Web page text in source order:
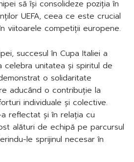
să își consolideze poziția în
UEFA, ceea ce este crucial
viitoarele competiții europene.
succesul în Cupa Italiei a
unitatea și spiritul de
o solidaritate
aducând o contribuție la
individuale și colective.
reflectat și în relația cu
alături de echipă pe parcursul
le sprijinul necesar în